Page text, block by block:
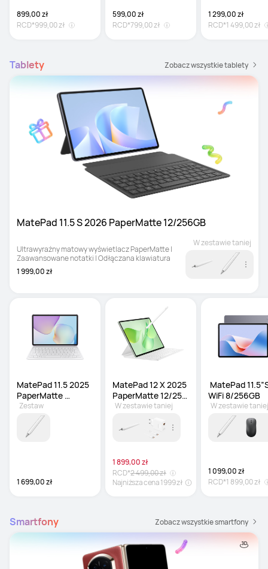
899,00 zł
RCD*999,00 zł
599,00 zł
RCD*799,00 zł
1 299,00 zł
RCD*1 499,00 zł
Tablety Zobacz wszystkie tablety
MatePad 11.5 S 2026 PaperMatte 12/256GB
Ultrawyraźny matowy wyświetlacz PaperMatte |
Zaawansowane notatki | Odłączana klawiatura
1 999,00 zł
W zestawie taniej
MatePad 11.5 2025
PaperMatte
8/256GB
1 699,00 zł
Zestaw
MatePad 12 X 2025
PaperMatte 12/256
GB
1 899,00 zł
RCD*2 499,00 zł
Najniższa cena 1999 zł
W zestawie taniej
MatePad
WiFi 8/256GB
1 099,00 zł
RCD*1 899,00 zł
W zestawie taniej
Smartfony Zobacz wszystkie smartfony